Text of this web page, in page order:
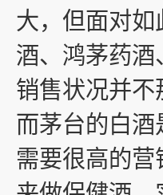
大，但面对
酒、鸿茅药
销售状况并
而茅台的白
需要很高的